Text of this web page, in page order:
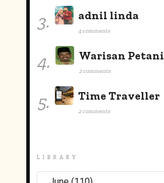
3. adnil linda
4 comments
4. Warisan Petani
2 comments
5. Time Traveller
2 comments
LIBRARY